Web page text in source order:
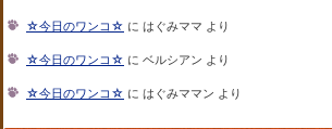
☆今日のワンコ☆ に はぐみママ より
☆今日のワンコ☆ に ベルシアン より
☆今日のワンコ☆ に はぐみママン より